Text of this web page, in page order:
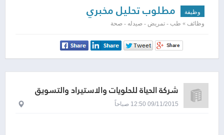
وظيفة مطلوب تحليل مخبري
وظائف » طب - تمريض - صيدله - صحة
شركة الحياة للحلويات والاستيراد والتسويق
09/11/2015 12:50 صباحاً